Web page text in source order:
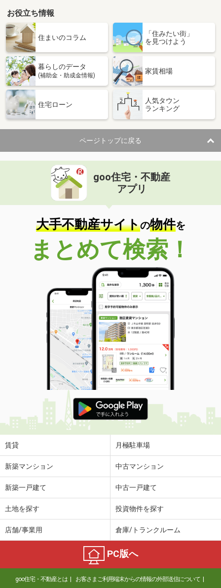
お役立ち情報
住まいのコラム
「住みたい街」
を見つけよう
暮らしのデータ
(補助金・助成金情報)
家賃相場
住宅ローン
人気タウン
ランキング
ページトップに戻る
goo住宅・不動産
アプリ
大手不動産サイトの物件を
まとめて検索！
賃貸 月極駐車場
新築マンション 中古マンション
新築一戸建て 中古一戸建て
土地を探す 投資物件を探す
店舗/事業用 倉庫/トランクルーム
PC版へ
goo住宅・不動産とは お客さまご利用端末からの情報の外部送信について